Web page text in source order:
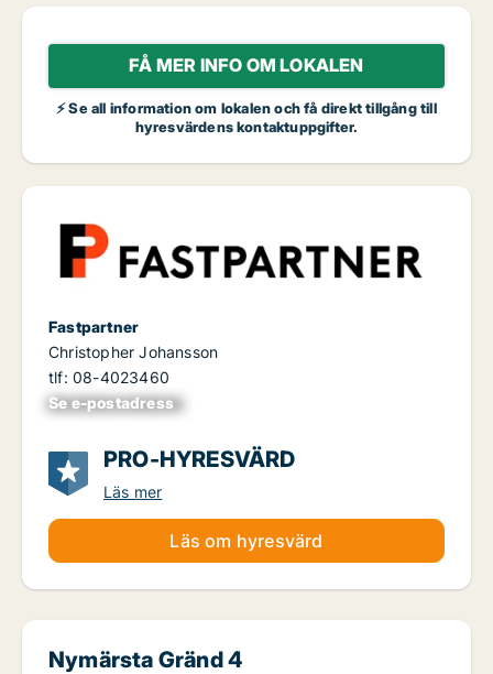
FÅ MER INFO OM LOKALEN
⚡ Se all information om lokalen och få direkt tillgång till
hyresvärdens kontaktuppgifter.
Fastpartner
Christopher Johansson
tlf: 08-4023460
Se e-postadress
xxxxxxxxxxxxxxx
PRO-HYRESVÄRD
Läs mer
Läs om hyresvärd
Nymärsta Gränd 4